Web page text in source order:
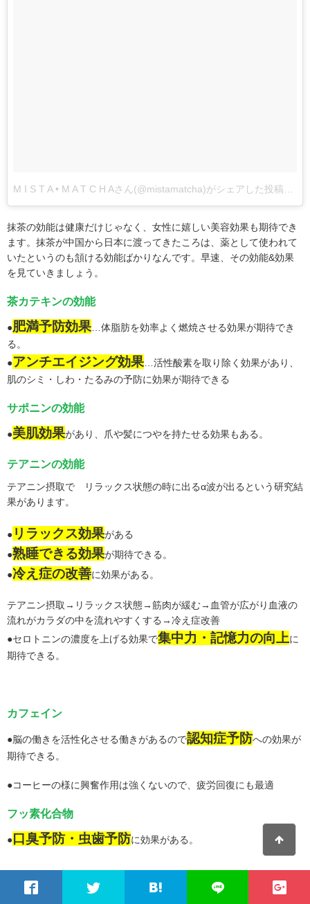
M I S T A • M A T C H Aさん(@mistamatcha)がシェアした投稿
抹茶の効能は健康だけじゃなく、女性に嬉しい美容効果も期待でき
ます。抹茶が中国から日本に渡ってきたころは、薬として使われて
いたというのも頷ける効能ばかりなんです。早速、その効能&効果
を見ていきましょう。
茶カテキンの効能
●肥満予防効果…体脂肪を効率よく燃焼させる効果が期待でき
る。
●アンチエイジング効果…活性酸素を取り除く効果があり、
肌のシミ・しわ・たるみの予防に効果が期待できる
サポニンの効能
●美肌効果があり、爪や髪につやを持たせる効果もある。
テアニンの効能
テアニン摂取で リラックス状態の時に出るα波が出るという研究結
果があります。
● リラックス効果がある
●熟睡できる効果が期待できる。
●冷え症の改善に効果がある。
テアニン摂取→リラックス状態→筋肉が緩む→血管が広がり血液の
流れがカラダの中を流れやすくする→冷え症改善
●セロトニンの濃度を上げる効果で集中力・記憶力の向上に
期待できる。
カフェイン
●脳の働きを活性化させる働きがあるので認知症予防への効果が
期待できる。
●コーヒーの様に興奮作用は強くないので、疲労回復にも最適
フッ素化合物
● 口臭予防・虫歯予防に効果がある。